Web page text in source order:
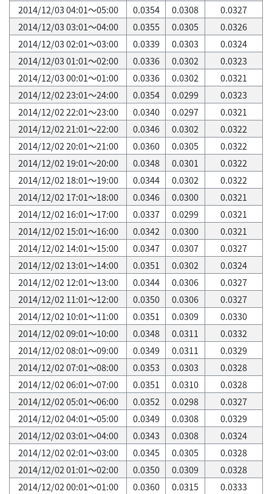
2014/12/03 04:01～05:00
0.0354 0.0308
0.0327
2014/12/03 03:01～04:00
0.0355 0.0305
0.0326
2014/12/03 02:01～03:00
0.0339 0.0303
0.0324
2014/12/03 01:01～02:00
0.0336 0.0302
0.0323
2014/12/03 00:01～01:00
0.0336 0.0302
0.0321
2014/12/02 23:01～24:00
0.0354 0.0299
0.0323
2014/12/02 22:01～23:00
0.0340 0.0297
0.0321
2014/12/02 21:01～22:00
0.0346 0.0302
0.0322
2014/12/02 20:01～21:00
0.0360 0.0305
0.0322
2014/12/02 19:01～20:00
0.0348 0.0301
0.0322
2014/12/02 18:01～19:00
0.0344 0.0302
0.0322
2014/12/02 17:01～18:00
0.0346 0.0300
0.0321
2014/12/02 16:01～17:00
0.0337 0.0299
0.0321
2014/12/02 15:01～16:00
0.0342 0.0300
0.0321
2014/12/02 14:01～15:00
0.0347 0.0307
0.0327
2014/12/02 13:01～14:00
0.0351 0.0302
0.0324
2014/12/02 12:01～13:00
0.0344 0.0306
0.0327
2014/12/02 11:01～12:00
0.0350 0.0306
0.0327
2014/12/02 10:01～11:00
0.0351 0.0309
0.0330
2014/12/02 09:01～10:00
0.0348 0.0311
0.0332
2014/12/02 08:01～09:00
0.0349 0.0311
0.0329
2014/12/02 07:01～08:00
0.0353 0.0303
0.0328
2014/12/02 06:01～07:00
0.0351 0.0310
0.0328
2014/12/02 05:01～06:00
0.0352 0.0298
0.0327
2014/12/02 04:01～05:00
0.0349 0.0308
0.0329
2014/12/02 03:01～04:00
0.0343 0.0308
0.0324
2014/12/02 02:01～03:00
0.0345 0.0305
0.0328
2014/12/02 01:01～02:00
0.0350 0.0309
0.0328
2014/12/02 00:01～01:00
0.0360 0.0315
0.0333